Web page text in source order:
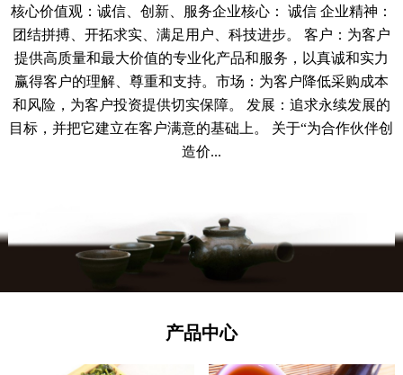
核心价值观：诚信、创新、服务企业核心： 诚信 企业精神：
团结拼搏、开拓求实、满足用户、科技进步。 客户：为客户
提供高质量和最大价值的专业化产品和服务，以真诚和实力
赢得客户的理解、尊重和支持。市场：为客户降低采购成本
和风险，为客户投资提供切实保障。 发展：追求永续发展的
目标，并把它建立在客户满意的基础上。 关于“为合作伙伴创
造价...
产品中心